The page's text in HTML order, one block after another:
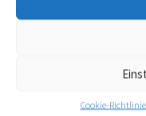
Cookie-Richtlinie